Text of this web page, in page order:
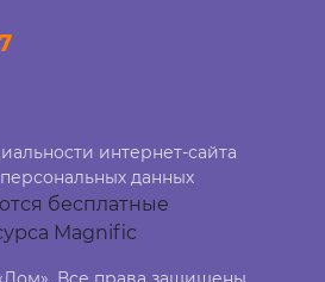
интернет-сайта
данных
бесплатные
Magnific